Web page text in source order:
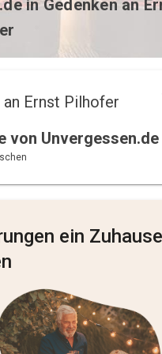
in Gedenken an
an Ernst Pilhofer
von Unvergessen.de
ein Zuhause